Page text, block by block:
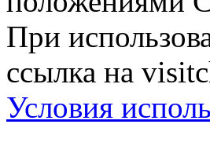
При
ссылка на
Условия